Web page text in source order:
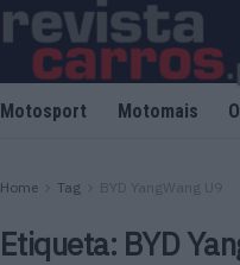
Motosport Motomais
Home Tag BYD YangWang U9
Etiqueta: BYD